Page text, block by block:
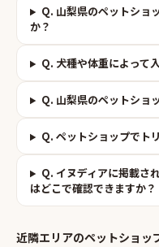
Q. 山梨県のペットショ
か？
Q. 犬種や体重によって
Q. 山梨県のペットショ
Q. ペットショップでト
Q. イヌディアに掲載さ
はどこで確認できますか？
近隣エリアのペットショッ